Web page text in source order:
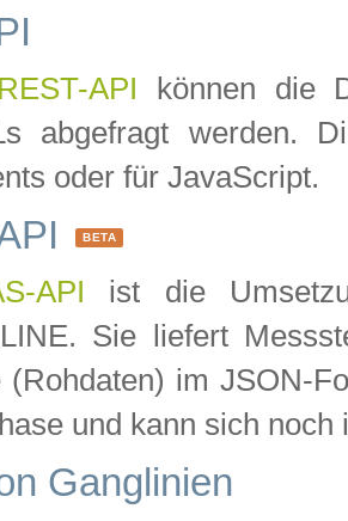
REST-API können die
abgefragt werden.
oder für JavaScript.
BETA
API ist die
Sie liefert
(Rohdaten) im JSON-
und kann sich noch
Ganglinien